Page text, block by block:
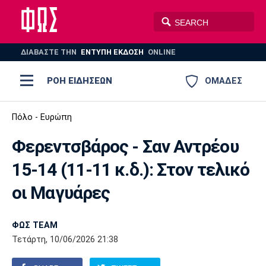
ΔΙΑΒΑΣΤΕ THN ΕΝΤΥΠΗ ΕΚΔΟΣΗ ONLINE
ΟΜΑΔΕΣ
ΡΟΗ ΕΙΔΗΣΕΩΝ
ΠΟΔΟΣΦΑΙΡΟ
ΠΟΛΟ ΣΠΟΡ
AUTO-MOTO
Ποδόσφαιρο
Super League 1
Super League 2
Γ Εθνική
Ελλάδα
Μπάσκετ
Ελλάδα
EuroLeague
Ολυμπιακοί Αγώνες
Πόλο
Ολυμπιακός ΑΕΚ ΠΑΟΚ
Παναθηναϊκός Ατρόμητος
Πόλο - Ευρώπη
Φερεντσβάρος - Σαν Αντρέου
15-14 (11-11 κ.δ.): Στον τελικό
οι Μαγυάρες
ΦΩΣ TEAM
Τετάρτη, 10/06/2026 21:38